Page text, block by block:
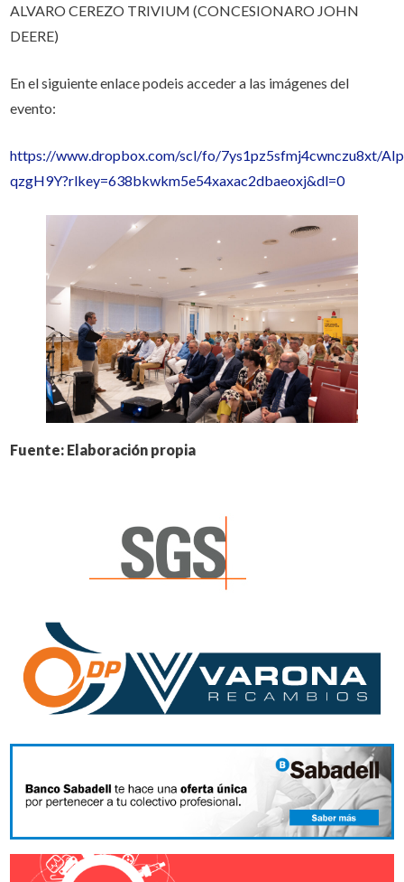
ALVARO CEREZO TRIVIUM (CONCESIONARO JOHN
DEERE)
En el siguiente enlace podeis acceder a las imágenes del
evento:
https://www.dropbox.com/scl/fo/7ys1pz5sfmj4cwnczu8xt/
qzgH9Y?rlkey=638bkwkm5e54xaxac2dbaeoxj&dl=0
Fuente: Elaboración propia